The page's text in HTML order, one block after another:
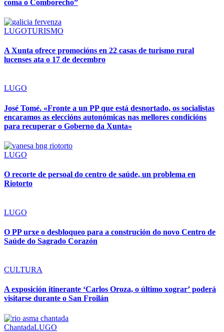
coma o Comborecho”
LUGOTURISMO
A Xunta ofrece promocións en 22 casas de turismo rural
lucenses ata o 17 de decembro
LUGO
José Tomé. «Fronte a un PP que está desnortado, os socialistas
encaramos as eleccións autonómicas nas mellores condicións
para recuperar o Goberno da Xunta»
LUGO
O recorte de persoal do centro de saúde, un problema en
Riotorto
LUGO
O PP urxe o desbloqueo para a construción do novo Centro de
Saúde do Sagrado Corazón
CULTURA
A exposición itinerante ‘Carlos Oroza, o último xograr’ poderá
visitarse durante o San Froilán
ChantadaLUGO